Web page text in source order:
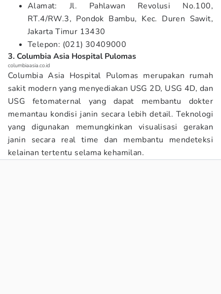
Alamat: Jl. Pahlawan Revolusi No.100,
RT.4/RW.3, Pondok Bambu, Kec. Duren Sawit,
Jakarta Timur 13430
Telepon: (021) 30409000
3. Columbia Asia Hospital Pulomas
columbiaasia.co.id
Columbia Asia Hospital Pulomas merupakan rumah
sakit modern yang menyediakan USG 2D, USG 4D, dan
USG fetomaternal yang dapat membantu dokter
memantau kondisi janin secara lebih detail. Teknologi
yang digunakan memungkinkan visualisasi gerakan
janin secara real time dan membantu mendeteksi
kelainan tertentu selama kehamilan.